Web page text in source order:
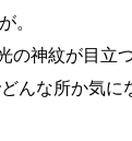
。
の神紋が目立
んな所か気に